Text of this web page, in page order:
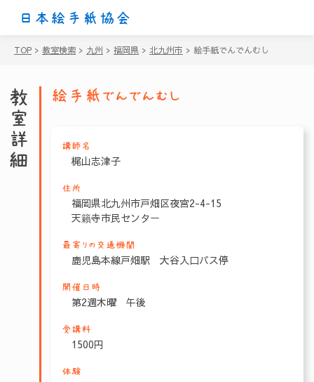
日本絵手紙協会
TOP > 教室検索 > 九州 > 福岡県 > 北九州市 > 絵手紙でんでんむし
教室詳細 絵手紙でんでんむし
講師名
梶山志津子
住所
福岡県北九州市戸畑区夜宮2-4-15
天籟寺市民センター
最寄りの交通機関
鹿児島本線戸畑駅 大谷入口バス停
開催日時
第2週木曜 午後
受講料
1500円
体験